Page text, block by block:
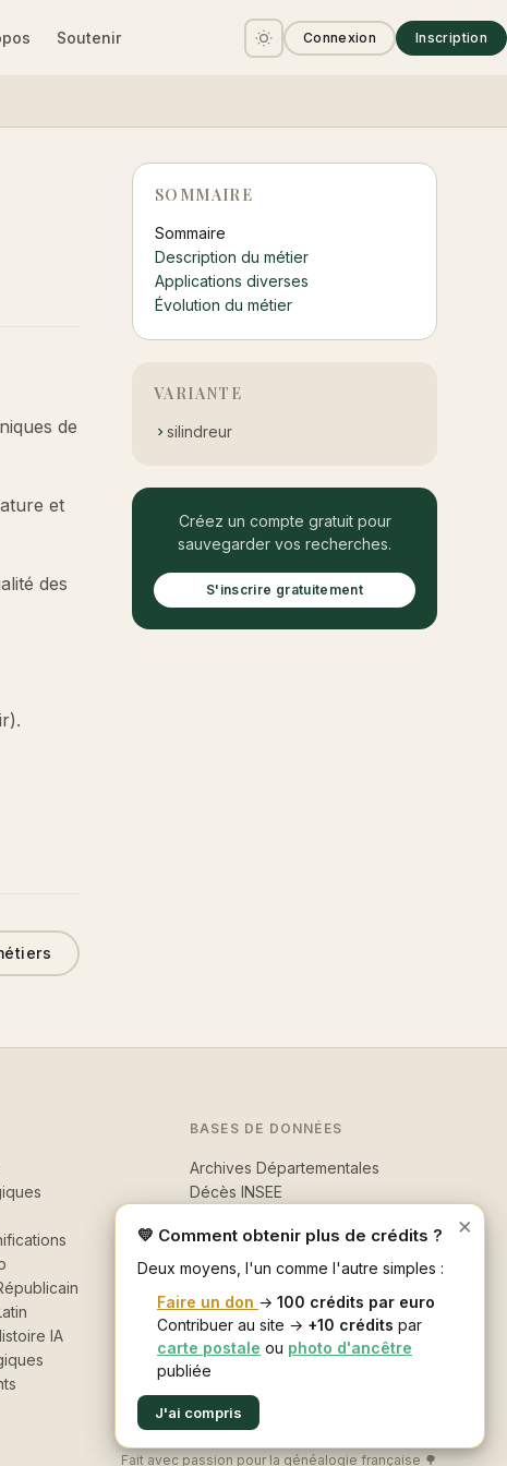
Soutenir Connexion Inscription
de
et
des
SOMMAIRE
Sommaire
Description du métier
Applications diverses
Évolution du métier
VARIANTE
silindreur
Créez un compte gratuit pour
sauvegarder vos recherches.
S'inscrire gratuitement
IA
BASES DE DONNÉES
Archives Départementales
Décès INSEE
Recherche avancée
Fait avec passion pour la généalogie française 🌳
×
💛 Comment obtenir plus de crédits ?
Deux moyens, l'un comme l'autre simples :
Faire un don → 100 crédits par euro
Contribuer au site → +10 crédits par
carte postale ou photo d'ancêtre
publiée
J'ai compris